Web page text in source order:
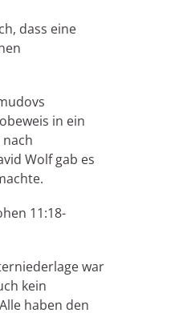
dass eine
in ein
Wolf gab es
11:18-
war
kein
haben den